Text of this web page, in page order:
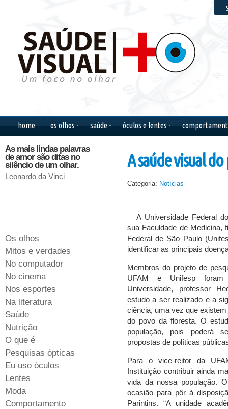
home os olhos saúde óculos e lentes
A saúde visual
Categoria: Notícias
A Universidade Federal
sua Faculdade de Medicina,
Federal de São Paulo
identificar as principais
Membros do projeto de
UFAM e Unifesp foram
Universidade, professor
estudo a ser realizado e a
ciência, uma vez que
do povo da floresta. O
população, pois poderá
propostas de políticas
Para o vice-reitor da
Instituição contribuir ainda
vida da nossa população.
ocasião para pôr à
Parintins. “A unidade
As mais lindas palavras
de amor são ditas no
silêncio de um olhar.
Leonardo da Vinci
for mais importante que
o brilho dos olhos,
Bob Marley
menina
Ela é a
pode
Os olhos
Mitos e verdades
No computador
No cinema
Nos esportes
Na literatura
Saúde
Nutrição
O que é
Pesquisas ópticas
Eu uso óculos
Lentes
Moda
Comportamento